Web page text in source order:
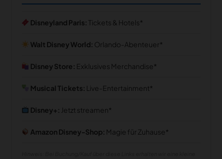
Disneyland Paris: Tickets & Hotels
Walt Disney World: Orlando-Abenteuer
Disney Store: Exklusives Merchandise
Musical Tickets: Live-Entertainment
Disney+: Jetzt streamen
Amazon Disney-Shop: Magie für Zuhause